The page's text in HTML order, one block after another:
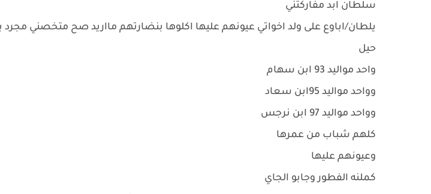
سلطان ابد مفاركتني
يلطان/اباوع على ولد اخواتي عيونهم عليها اكلوها بنضارتهم مااريد صح متخصني
حيل
واحد مواليد 93 ابن سهام
وواحد مواليد 95ابن سعاد
وواحد مواليد 97 ابن نرجس
كلهم شباب من عمرها
وعيونهم عليها
كملنه الفطور وجابو الجاي